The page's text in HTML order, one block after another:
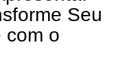
Seu
com o